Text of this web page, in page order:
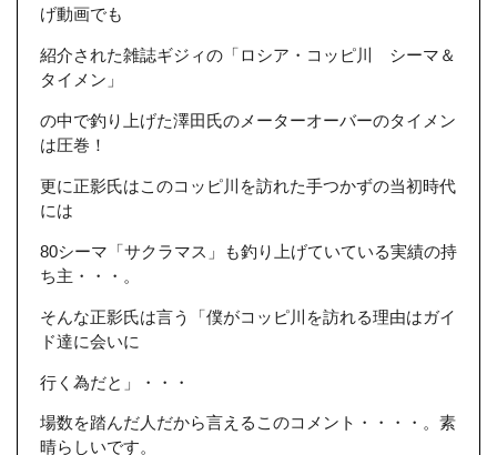
げ動画でも
紹介された雑誌ギジィの「ロシア・コッピ川 シーマ＆
タイメン」
の中で釣り上げた澤田氏のメーターオーバーのタイメン
は圧巻！
更に正影氏はこのコッピ川を訪れた手つかずの当初時代
には
80シーマ「サクラマス」も釣り上げていている実績の持
ち主・・・。
そんな正影氏は言う「僕がコッピ川を訪れる理由はガイ
ド達に会いに
行く為だと」・・・
場数を踏んだ人だから言えるこのコメント・・・・。素
晴らしいです。